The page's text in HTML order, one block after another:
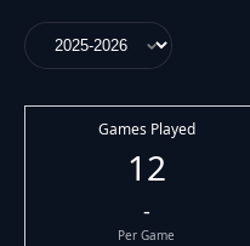
Games Played
12
-
Per Game